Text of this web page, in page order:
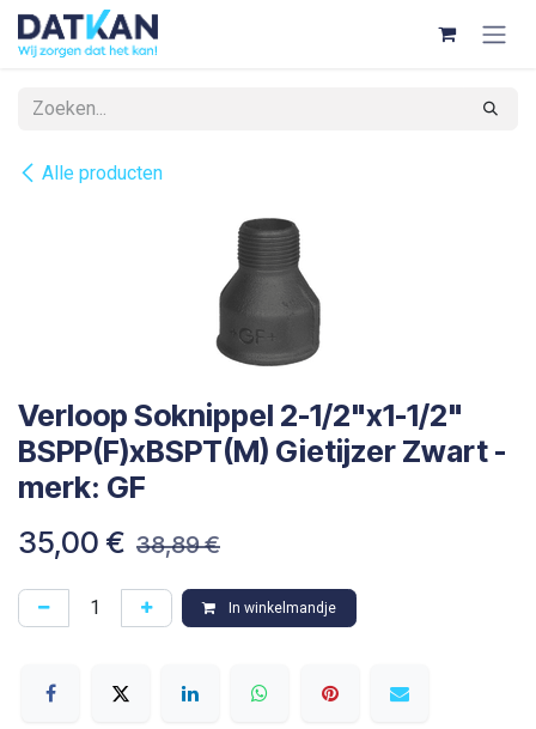
Overslaan naar inhoud
Alle producten
Verloop Soknippel 2-1/2"x1-1/2"
BSPP(F)xBSPT(M) Gietijzer Zwart -
merk: GF
35,00 € 38,89€
In winkelmandje